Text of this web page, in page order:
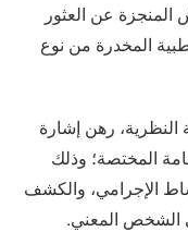
المنجزة عن العثور
الأقراص الطبية المخدرة من نوع
رهن إشارة
المختصة؛ وذلك
الإجرامي، والكشف
الشخص المعني.